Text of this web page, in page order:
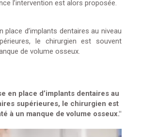
l’intervention est alors proposée.
place d’implants dentaires au niveau
le chirurgien est souvent
de volume osseux.
en place d’implants dentaires au
supérieures, le chirurgien est
à un manque de volume osseux."